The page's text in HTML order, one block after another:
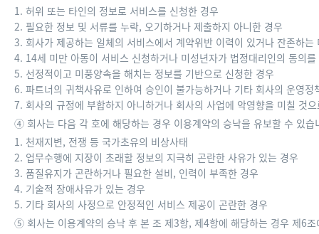
1. 허위 또는 타인의 정보로 서비스를 신청한 경우
2. 필요한 정보 및 서류를 누락, 오기하거나 제출하지 아니한 경우
3. 회사가 제공하는 일체의 서비스에서 계약위반 이력이 있거나 잔존하는
4. 14세 미만 아동이 서비스 신청하거나 미성년자가 법정대리인의 동의
5. 선정적이고 미풍양속을 해치는 정보를 기반으로 신청한 경우
6. 파트너의 귀책사유로 인하여 승인이 불가능하거나 기타 회사의 운영정
7. 회사의 규정에 부합하지 아니하거나 회사의 사업에 악영향을 미칠 것
④ 회사는 다음 각 호에 해당하는 경우 이용계약의 승낙을 유보할 수 있습
1. 천재지변, 전쟁 등 국가초유의 비상사태
2. 업무수행에 지장이 초래할 정보의 지극히 곤란한 사유가 있는 경우
3. 품질유지가 곤란하거나 필요한 설비, 인력이 부족한 경우
4. 기술적 장애사유가 있는 경우
5. 기타 회사의 사정으로 안정적인 서비스 제공이 곤란한 경우
⑤ 회사는 이용계약의 승낙 후 본 조 제3항, 제4항에 해당하는 경우 제6